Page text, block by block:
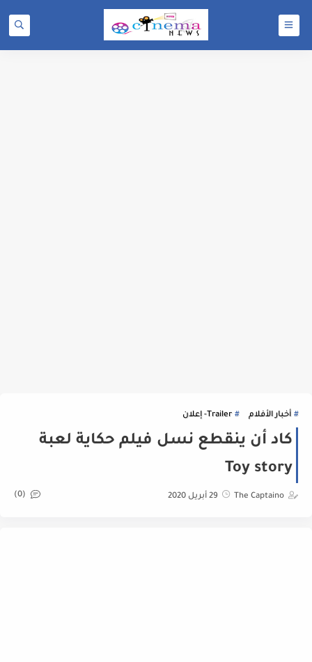
أخبار الأفلام Trailer- إعلان
كاد أن ينقطع نسل فيلم حكاية لعبة
Toy story
The Captaino 29 أبريل 2020 (0)